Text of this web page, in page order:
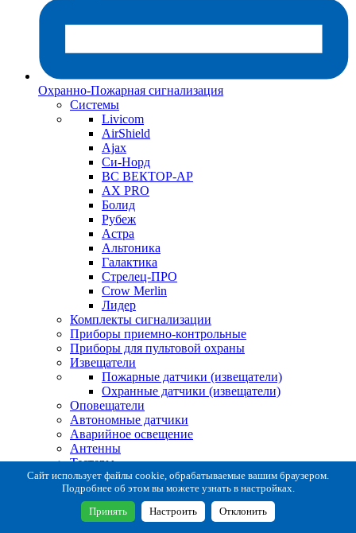
Охранно-Пожарная сигнализация
Системы
Livicom
AirShield
Ajax
Си-Норд
ВС ВЕКТОР-АР
AX PRO
Болид
Рубеж
Астра
Альтоника
Галактика
Стрелец-ПРО
Crow Merlin
Лидер
Комплекты сигнализации
Приборы приемно-контрольные
Приборы для пультовой охраны
Извещатели
Пожарные датчики (извещатели)
Охранные датчики (извещатели)
Оповещатели
Автономные датчики
Аварийное освещение
Антенны
Тестеры
Система сбора извещений
Расходные и монтажные материалы
Коробки коммутационные
Кронштейны для извещателей
Сайт использует файлы cookie, обрабатываемые вашим браузером.
Подробнее об этом вы можете узнать в настройках.
Принять Настроить Отклонить